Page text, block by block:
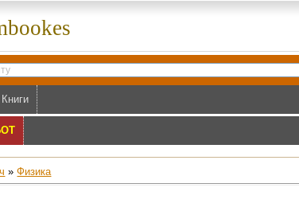
Книги
»Физика